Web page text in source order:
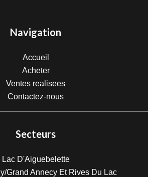
Navigation
Accueil
Acheter
Ventes realisees
Contactez-nous
Secteurs
Lac D'Aiguebelette
Grand Annecy Et Rives Du Lac